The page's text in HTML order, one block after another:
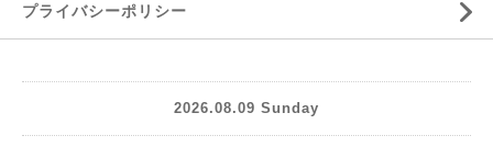
プライバシーポリシー
2026.08.09 Sunday